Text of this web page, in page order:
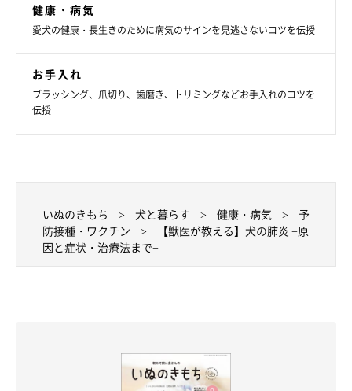
● 特発性肺炎
● 誤嚥性肺炎
状況によりますが、重篤になることが多いので、基本的に症状が
安定するまでは入院治療になることが多いです。
状態によっては、レンタルの酸素室をおうちで使う場合もありま
健康・病気
愛犬の健康・長生きのために病気のサインを見逃さないコツを伝授
お手入れ
ブラッシング、爪切り、歯磨き、トリミングなどお手入れのコツを
伝授
いぬのきもち 犬と暮らす 健康・病気
予
防接種・ワクチン
【獣医が教える】犬の肺炎 −原
因と症状・治療法まで−